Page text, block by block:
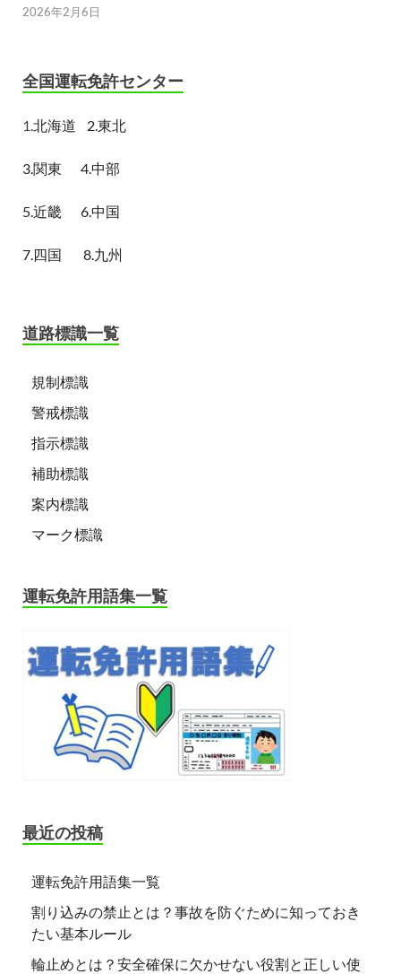
2026年2月6日
全国運転免許センター
1.北海道 2.東北
3.関東 4.中部
5.近畿 6.中国
7.四国 8.九州
道路標識一覧
規制標識
警戒標識
指示標識
補助標識
案内標識
マーク標識
運転免許用語集一覧
最近の投稿
運転免許用語集一覧
割り込みの禁止とは？事故を防ぐために知っておき
たい基本ルール
輪止めとは？安全確保に欠かせない役割と正しい使